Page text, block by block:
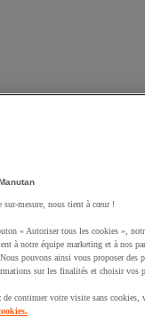
produit à votre
sur-mesure, nous tient à cœur !
« Autoriser tous les cookies »,
à notre équipe marketing et à nos
Nous pouvons ainsi vous proposer
sur les finalités et choisir vos
continuer votre visite sans